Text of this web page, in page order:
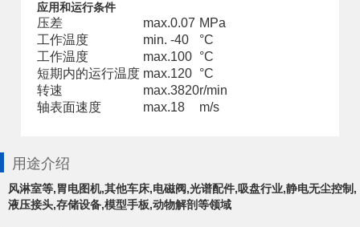
应用和运行条件
压差 max.0.07 MPa
工作温度
min. -40
°C
工作温度
max.100 °C
短期内的运行温度 max.120 °C
转速
max.3820r/min
轴表面速度
max.18 m/s
用途介绍
风淋室等,胃电图机,其他车床,电磁阀,光谱配件,吸盘行业,静电无尘控制,
液压接头,存储设备,模型手板,动物解剖等领域